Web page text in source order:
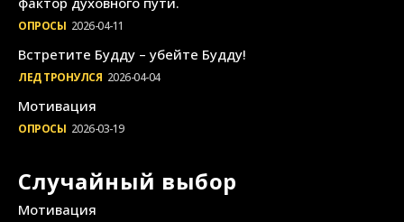
ОПРОСЫ 2026-04-11
Встретите Будду – убейте Будду!
ЛЕД ТРОНУЛСЯ 2026-04-04
Мотивация
ОПРОСЫ 2026-03-19
Случайный выбор
Мотивация